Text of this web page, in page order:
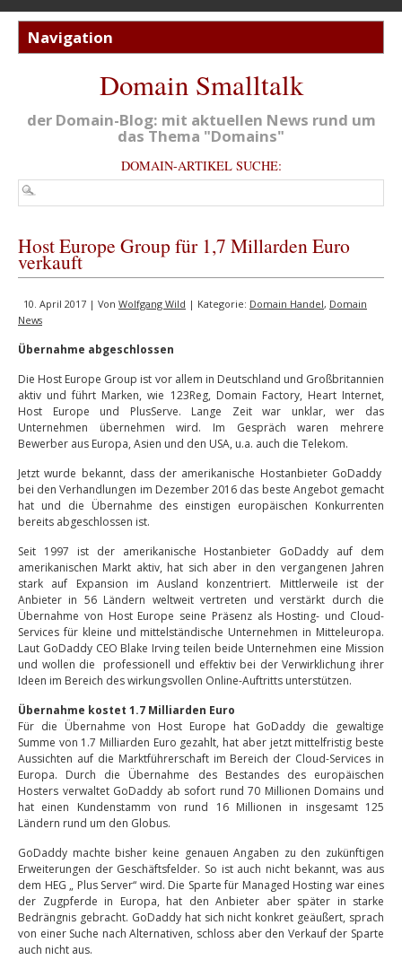
Domain Smalltalk
der Domain-Blog: mit aktuellen News rund um
das Thema "Domains"
DOMAIN-ARTIKEL SUCHE:
Host Europe Group für 1,7 Millarden Euro
verkauft
10. April 2017 | Von Wolfgang Wild | Kategorie: Domain Handel, Domain
News
Übernahme abgeschlossen
Die Host Europe Group ist vor allem in Deutschland und Großbritannien
aktiv und führt Marken, wie 123Reg, Domain Factory, Heart Internet,
Host Europe und PlusServe. Lange Zeit war unklar, wer das
Unternehmen übernehmen wird. Im Gespräch waren mehrere
Bewerber aus Europa, Asien und den USA, u.a. auch die Telekom.
Jetzt wurde bekannt, dass der amerikanische Hostanbieter GoDaddy
bei den Verhandlungen im Dezember 2016 das beste Angebot gemacht
hat und die Übernahme des einstigen europäischen Konkurrenten
bereits abgeschlossen ist.
Seit 1997 ist der amerikanische Hostanbieter GoDaddy auf dem
amerikanischen Markt aktiv, hat sich aber in den vergangenen Jahren
stark auf Expansion im Ausland konzentriert. Mittlerweile ist der
Anbieter in 56 Ländern weltweit vertreten und verstärkt durch die
Übernahme von Host Europe seine Präsenz als Hosting- und Cloud-
Services für kleine und mittelständische Unternehmen in Mitteleuropa.
Laut GoDaddy CEO Blake Irving teilen beide Unternehmen eine Mission
und wollen die professionell und effektiv bei der Verwirklichung ihrer
Ideen im Bereich des wirkungsvollen Online-Auftritts unterstützen.
Übernahme kostet 1.7 Milliarden Euro
Für die Übernahme von Host Europe hat GoDaddy die gewaltige
Summe von 1.7 Milliarden Euro gezahlt, hat aber jetzt mittelfristig beste
Aussichten auf die Marktführerschaft im Bereich der Cloud-Services in
Europa. Durch die Übernahme des Bestandes des europäischen
Hosters verwaltet GoDaddy ab sofort rund 70 Millionen Domains und
hat einen Kundenstamm von rund 16 Millionen in insgesamt 125
Ländern rund um den Globus.
GoDaddy machte bisher keine genauen Angaben zu den zukünftigen
Erweiterungen der Geschäftsfelder. So ist auch nicht bekannt, was aus
dem HEG „ Plus Server“ wird. Die Sparte für Managed Hosting war eines
der Zugpferde in Europa, hat den Anbieter aber später in starke
Bedrängnis gebracht. GoDaddy hat sich nicht konkret geäußert, sprach
von einer Suche nach Alternativen, schloss aber den Verkauf der Sparte
auch nicht aus.